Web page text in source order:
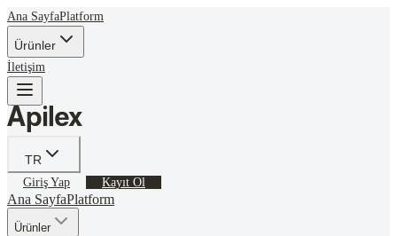
Ana SayfaPlatform
Ürünler
İletişim
TR
Giriş Yap Kayıt Ol
Ana SayfaPlatform
Ürünler